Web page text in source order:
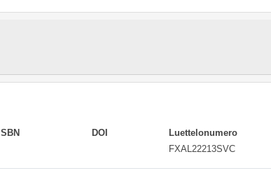
ISBN DOI
Luettelonumero
FXAL22213SVC